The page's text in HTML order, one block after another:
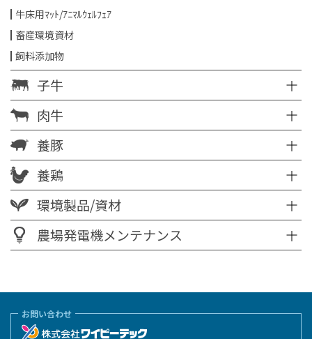
牛床用ﾏｯﾄ/ｱﾆﾏﾙｳｪﾙﾌｪｱ
畜産環境資材
飼料添加物
子牛
肉牛
養豚
養鶏
環境製品/資材
農場発電機メンテナンス
お問い合わせ